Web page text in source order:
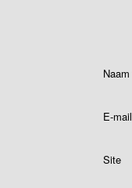
Naam
E-mail
Site